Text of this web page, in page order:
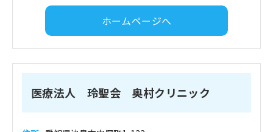
ホームページへ
医療法人 玲聖会 奥村クリニック